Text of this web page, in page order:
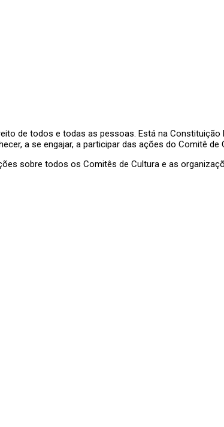
de todos e todas as pessoas. Está na
a se engajar, a participar das ações do Comitê
sobre todos os Comitês de Cultura e as